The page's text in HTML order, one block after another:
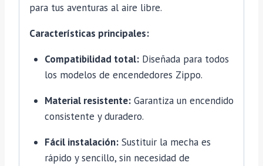
para tus aventuras al aire libre.
Características principales:
Compatibilidad total:Diseñada para todos
los modelos de encendedores Zippo.
Material resistente:Garantiza un encendido
consistente y duradero.
Fácil instalación:Sustituir la mecha es
rápido y sencillo, sin necesidad de